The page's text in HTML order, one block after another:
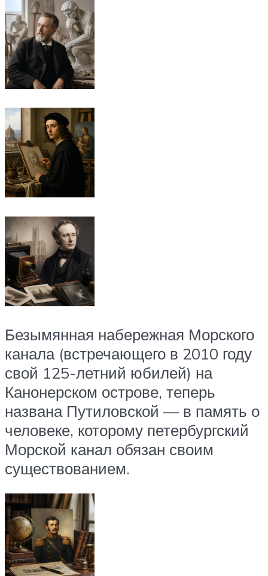
Безымянная набережная Морского
канала (встречающего в 2010 году
свой 125-летний юбилей) на
Канонерском острове, теперь
названа Путиловской — в память о
человеке, которому петербургский
Морской канал обязан своим
существованием.